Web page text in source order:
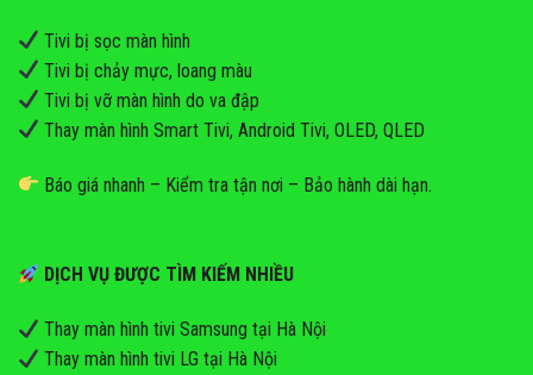
Tivi bị sọc màn hình
Tivi bị chảy mực, loang màu
Tivi bị vỡ màn hình do va đập
Thay màn hình Smart Tivi, Android Tivi, OLED, QLED
Báo giá nhanh – Kiểm tra tận nơi – Bảo hành dài hạn.
DỊCH VỤ ĐƯỢC TÌM KIẾM NHIỀU
Thay màn hình tivi Samsung tại Hà Nội
Thay màn hình tivi LG tại Hà Nội